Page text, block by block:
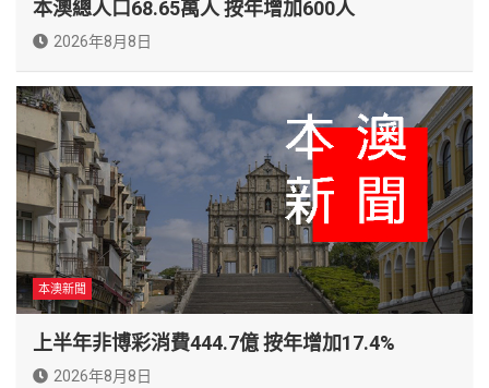
本澳總人口68.65萬人 按年增加600人
2026年8月8日
本澳新聞
上半年非博彩消費444.7億 按年增加17.4%
2026年8月8日